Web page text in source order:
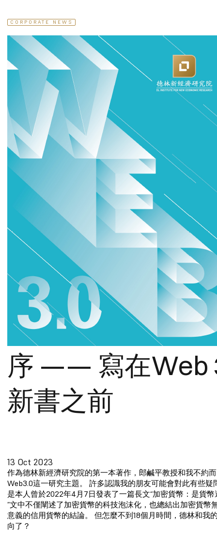
CORPORATE NEWS
序 —— 寫在Web
新書之前
13 Oct 2023
作為德林新經濟研究院的第一本著作，郎鹹平教授和我不約
Web3.0這一研究主題。 許多認識我的朋友可能會對此有些疑
是本人曾於2022年4月7日發表了一篇長文“加密貨幣：是貨
”文中不僅闡述了加密貨幣的科技泡沫化，也總結出加密貨幣
意義的信用貨幣的結論。 但怎麼不到18個月時間，德林和我
向了？